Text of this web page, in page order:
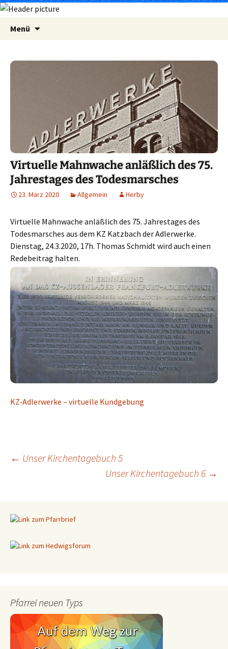
Menü
Virtuelle Mahnwache anläßlich des 75.
Jahrestages des Todesmarsches
23. März 2020 Allgemein Herby
Virtuelle Mahnwache anläßlich des 75. Jahrestages des
Todesmarsches aus dem KZ Katzbach der Adlerwerke.
Dienstag, 24.3.2020, 17h. Thomas Schmidt wird auch einen
Redebeitrag halten.
KZ-Adlerwerke – virtuelle Kundgebung
Beitragsnavigation
← Unser Kirchentagebuch 5
Unser Kirchentagebuch 6 →
Pfarrei neuen Typs